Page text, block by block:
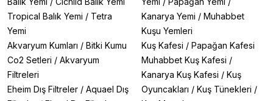
Tropical Balık Yemi / Tetra
Yemi
Akvaryum Kumları / Bitki Kumu
Co2 Setleri / Akvaryum
Filtreleri
Eheim Dış Filtreler / Aquael Dış
Kanarya Yemi / Muhabbet
Kuşu Yemleri
Kuş Kafesi / Papağan Kafesi
Muhabbet Kuş Kafesi /
Kanarya Kuş Kafesi / Kuş
Oyuncakları / Kuş Tünekleri /